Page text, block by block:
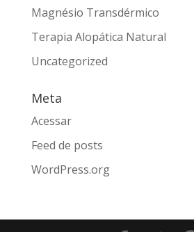
Magnésio Transdérmico
Terapia Alopática Natural
Uncategorized
Meta
Acessar
Feed de posts
WordPress.org